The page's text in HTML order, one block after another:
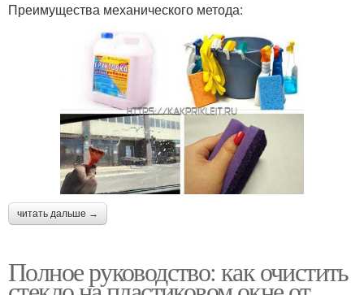
Преимущества механического метода:
читать дальше →
Полное руководство: как очистить